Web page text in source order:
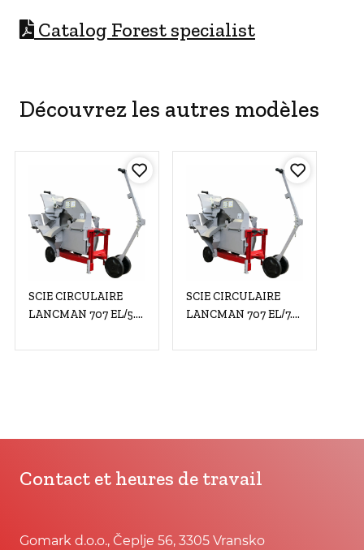
Catalog Forest specialist
Découvrez les autres modèles
SCIE CIRCULAIRE
LANCMAN 707 EL/5.5
Z=42
SCIE CIRCULAIRE
LANCMAN 707 EL/7.5
Z=42
Contact et heures de travail
Gomark d.o.o., Čeplje 56, 3305 Vransko